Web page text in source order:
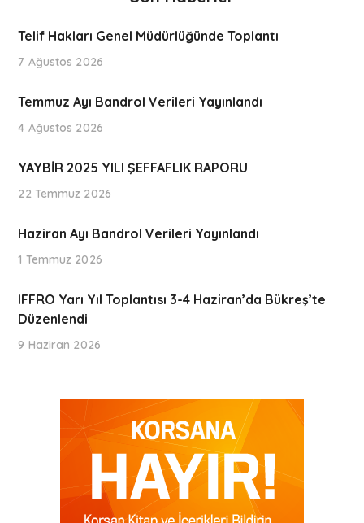
Telif Hakları Genel Müdürlüğünde Toplantı
7 Ağustos 2026
Temmuz Ayı Bandrol Verileri Yayınlandı
4 Ağustos 2026
YAYBİR 2025 YILI ŞEFFAFLIK RAPORU
22 Temmuz 2026
Haziran Ayı Bandrol Verileri Yayınlandı
1 Temmuz 2026
IFFRO Yarı Yıl Toplantısı 3-4 Haziran’da Bükreş’te
Düzenlendi
9 Haziran 2026